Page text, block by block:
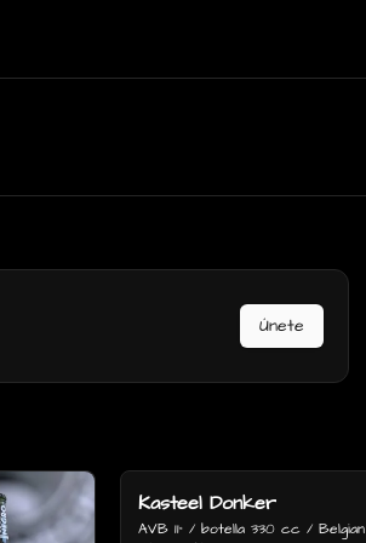
Únete
Kasteel Donker
AVB 11° / botella 330 cc / Belgian